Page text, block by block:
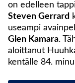
on edelleen
Steven Gerrard
useampi
Glen Kamara.
aloittanut
kentälle 84.